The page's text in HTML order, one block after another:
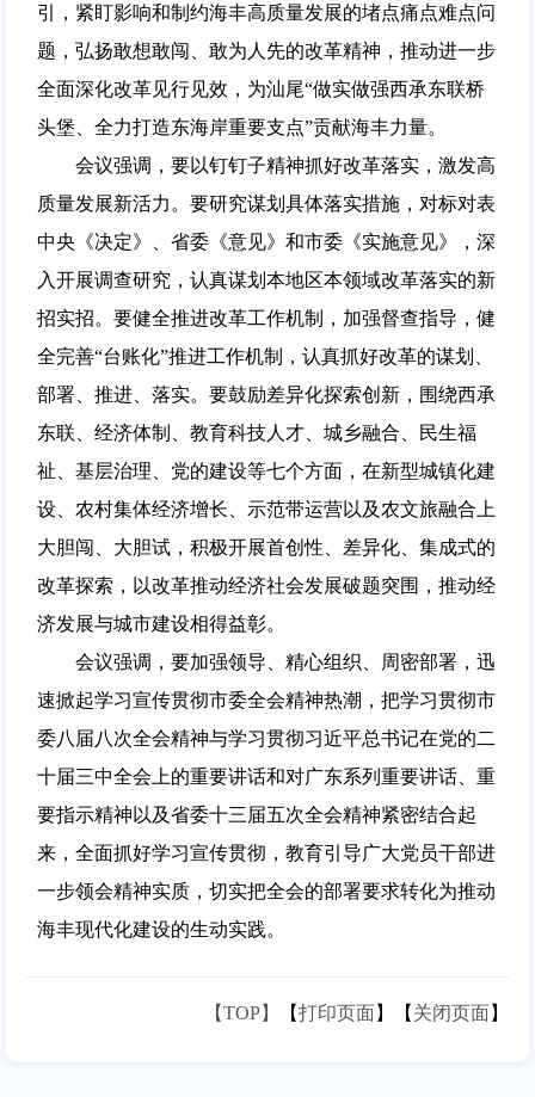
引，紧盯影响和制约海丰高质量发展的堵点痛点难点问
题，弘扬敢想敢闯、敢为人先的改革精神，推动进一步
全面深化改革见行见效，为汕尾“做实做强西承东联桥
头堡、全力打造东海岸重要支点”贡献海丰力量。
会议强调，要以钉钉子精神抓好改革落实，激发高
质量发展新活力。要研究谋划具体落实措施，对标对表
中央《决定》、省委《意见》和市委《实施意见》，深
入开展调查研究，认真谋划本地区本领域改革落实的新
招实招。要健全推进改革工作机制，加强督查指导，健
全完善“台账化”推进工作机制，认真抓好改革的谋划、
部署、推进、落实。要鼓励差异化探索创新，围绕西承
东联、经济体制、教育科技人才、城乡融合、民生福
祉、基层治理、党的建设等七个方面，在新型城镇化建
设、农村集体经济增长、示范带运营以及农文旅融合上
大胆闯、大胆试，积极开展首创性、差异化、集成式的
改革探索，以改革推动经济社会发展破题突围，推动经
济发展与城市建设相得益彰。
会议强调，要加强领导、精心组织、周密部署，迅
速掀起学习宣传贯彻市委全会精神热潮，把学习贯彻市
委八届八次全会精神与学习贯彻习近平总书记在党的二
十届三中全会上的重要讲话和对广东系列重要讲话、重
要指示精神以及省委十三届五次全会精神紧密结合起
来，全面抓好学习宣传贯彻，教育引导广大党员干部进
一步领会精神实质，切实把全会的部署要求转化为推动
海丰现代化建设的生动实践。
【TOP】 【打印页面】【 关闭页面】